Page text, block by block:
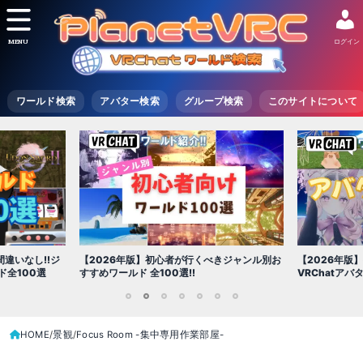
ワールド検索 アバター検索 グループ検索 このサイトについて
ログイン
MENU
ャンル別お
【2026年版】初心者必見!!無料で使える
VRChatアバター（アバターワールド紹介）
【2026年版
世界を味わえ
HOME 景観 Focus Room -集中専用作業部屋-